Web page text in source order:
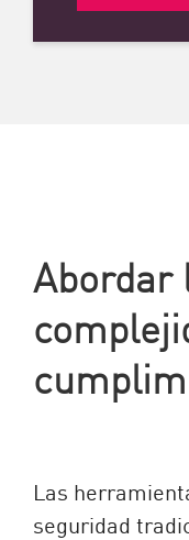
Abordar
Las
seguridad